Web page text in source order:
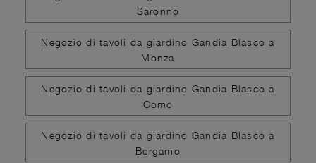
Saronno
Negozio di tavoli da giardino Gandia Blasco a
Monza
Negozio di tavoli da giardino Gandia Blasco a
Como
Negozio di tavoli da giardino Gandia Blasco a
Bergamo